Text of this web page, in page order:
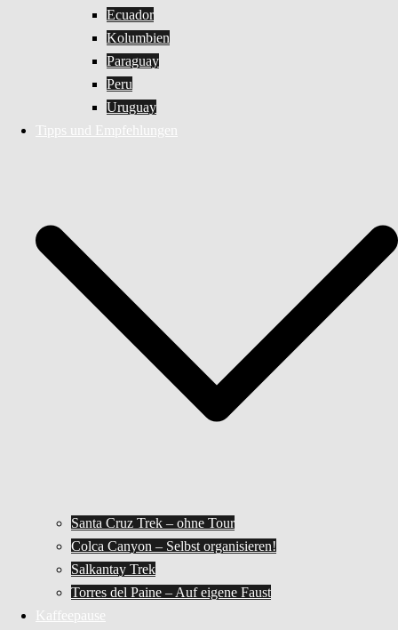
Ecuador
Kolumbien
Paraguay
Peru
Uruguay
Tipps und Empfehlungen
Santa Cruz Trek – ohne Tour
Colca Canyon – Selbst organisieren!
Salkantay Trek
Torres del Paine – Auf eigene Faust
Kaffeepause